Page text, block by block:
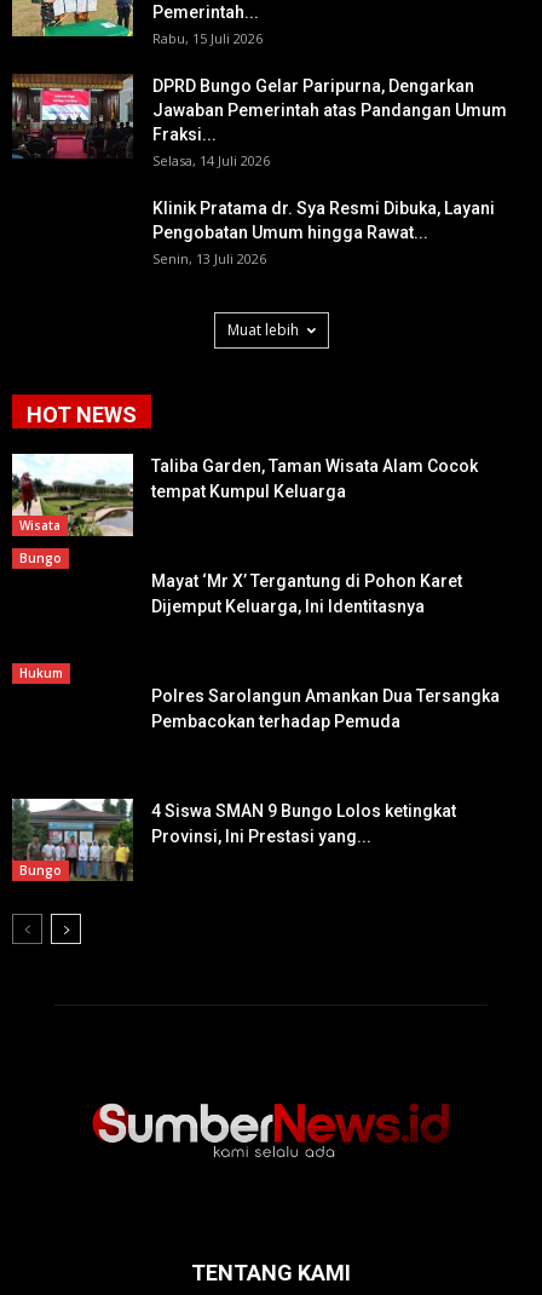
Pemerintah...
Rabu, 15 Juli 2026
DPRD Bungo Gelar Paripurna, Dengarkan
Jawaban Pemerintah atas Pandangan Umum
Fraksi...
Selasa, 14 Juli 2026
Klinik Pratama dr. Sya Resmi Dibuka, Layani
Pengobatan Umum hingga Rawat...
Senin, 13 Juli 2026
Muat lebih
HOT NEWS
Wisata
Taliba Garden, Taman Wisata Alam Cocok
tempat Kumpul Keluarga
Bungo
Mayat ‘Mr X’ Tergantung di Pohon Karet
Dijemput Keluarga, Ini Identitasnya
Hukum
Polres Sarolangun Amankan Dua Tersangka
Pembacokan terhadap Pemuda
Bungo
4 Siswa SMAN 9 Bungo Lolos ketingkat
Provinsi, Ini Prestasi yang...
TENTANG KAMI